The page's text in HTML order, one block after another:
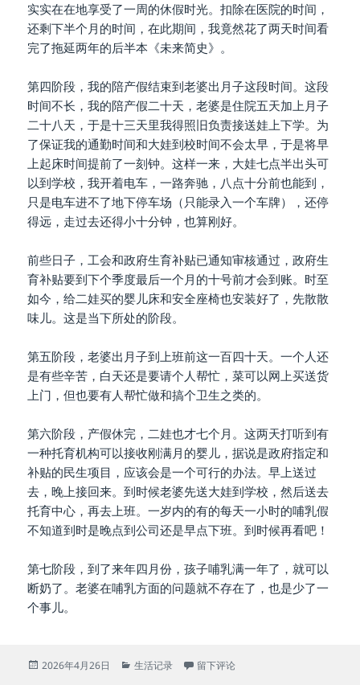
实实在在地享受了一周的休假时光。扣除在医院的时间，
还剩下半个月的时间，在此期间，我竟然花了两天时间看
完了拖延两年的后半本《未来简史》。
第四阶段，我的陪产假结束到老婆出月子这段时间。这段
时间不长，我的陪产假二十天，老婆是住院五天加上月子
二十八天，于是十三天里我得照旧负责接送娃上下学。为
了保证我的通勤时间和大娃到校时间不会太早，于是将早
上起床时间提前了一刻钟。这样一来，大娃七点半出头可
以到学校，我开着电车，一路奔驰，八点十分前也能到，
只是电车进不了地下停车场（只能录入一个车牌），还停
得远，走过去还得小十分钟，也算刚好。
前些日子，工会和政府生育补贴已通知审核通过，政府生
育补贴要到下个季度最后一个月的十号前才会到账。时至
如今，给二娃买的婴儿床和安全座椅也安装好了，先散散
味儿。这是当下所处的阶段。
第五阶段，老婆出月子到上班前这一百四十天。一个人还
是有些辛苦，白天还是要请个人帮忙，菜可以网上买送货
上门，但也要有人帮忙做和搞个卫生之类的。
第六阶段，产假休完，二娃也才七个月。这两天打听到有
一种托育机构可以接收刚满月的婴儿，据说是政府指定和
补贴的民生项目，应该会是一个可行的办法。早上送过
去，晚上接回来。到时候老婆先送大娃到学校，然后送去
托育中心，再去上班。一岁内的有的每天一小时的哺乳假
不知道到时是晚点到公司还是早点下班。到时候再看吧！
第七阶段，到了来年四月份，孩子哺乳满一年了，就可以
断奶了。老婆在哺乳方面的问题就不存在了，也是少了一
个事儿。
发
2026年4月26日
分
生活记录 于[1407]二娃带来的新生活
留下评论